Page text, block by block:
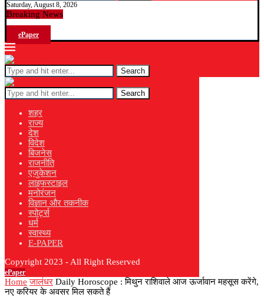
Saturday, August 8, 2026
Breaking News
ePaper
Search
Search
शहर
राज्य
देश
विदेश
बिजनेस
राजनीति
एजुकेशन
लाइफस्टाइल
मनोरंजन
विज्ञान और तकनीक
स्पोर्ट्स
धर्म
स्वास्थ्य
E-PAPER
Copyright 2023 - All Right Reserved
ePaper
Home जालंधर Daily Horoscope : मिथुन राशिवाले आज ऊर्जावान महसूस करेंगे,
नए करियर के अवसर मिल सकते हैं